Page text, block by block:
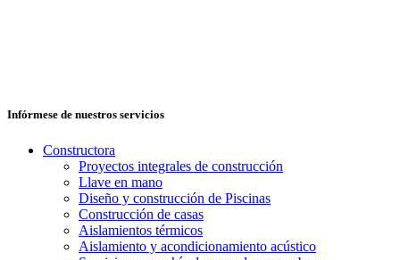
Infórmese de nuestros servicios
Constructora
Proyectos integrales de construcción
Llave en mano
Diseño y construcción de Piscinas
Construcción de casas
Aislamientos térmicos
Aislamiento y acondicionamiento acústico